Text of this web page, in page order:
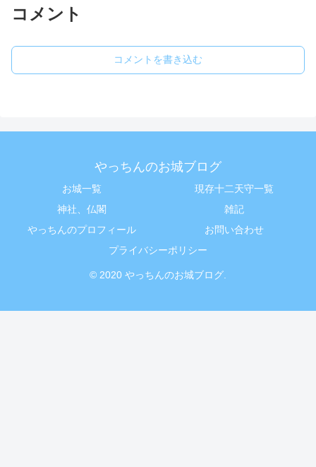
コメント
コメントを書き込む
やっちんのお城ブログ
お城一覧
現存十二天守一覧
神社、仏閣
雑記
やっちんのプロフィール
お問い合わせ
プライバシーポリシー
© 2020 やっちんのお城ブログ.